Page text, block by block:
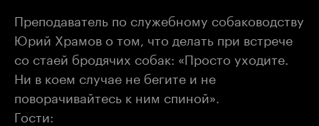
Преподаватель по служебному собаководству
Юрий Храмов о том, что делать при встрече
со стаей бродячих собак: «Просто уходите.
Ни в коем случае не бегите и не
поворачивайтесь к ним спиной».
Гости: